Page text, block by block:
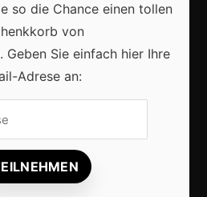
Kreativität, Kultur und
Weise entdecken
carnaval een onvergetelijk
so die Chance einen tollen
von
Geben Sie einfach hier Ihre
Adrese an: